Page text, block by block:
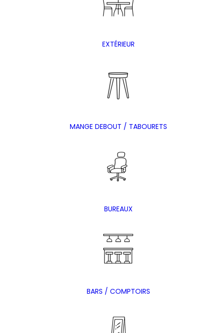
EXTÉRIEUR
MANGE DEBOUT / TABOURETS
BUREAUX
BARS / COMPTOIRS